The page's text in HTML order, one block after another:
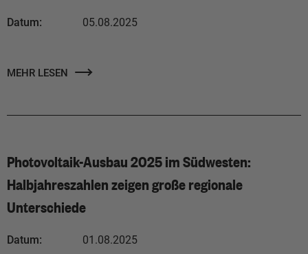
Datum: 05.08.2025
MEHR LESEN
Photovoltaik-Ausbau 2025 im Südwesten:
Halbjahreszahlen zeigen große regionale
Unterschiede
Datum: 01.08.2025